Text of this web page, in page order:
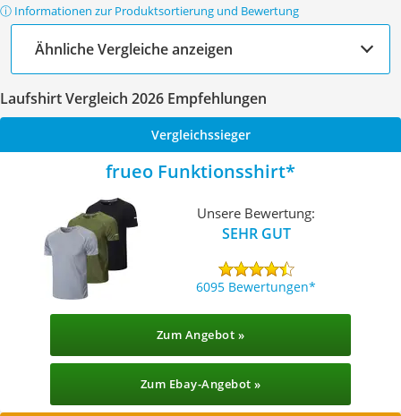
ⓘ Informationen zur Produktsortierung und Bewertung
Ähnliche Vergleiche anzeigen
Laufshirt Vergleich 2026 Empfehlungen
Vergleichssieger
frueo Funktionsshirt
Unsere Bewertung:
SEHR GUT
6095 Bewertungen
Zum Angebot »
Zum Ebay-Angebot »